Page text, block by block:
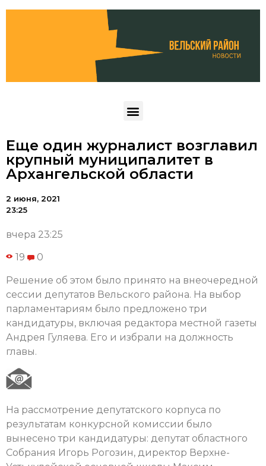
Еще один журналист возглавил
крупный муниципалитет в
Архангельской области
2 июня, 2021
23:25
вчера 23:25
19 0
Решение об этом было принято на внеочередной
сессии депутатов Вельского района. На выбор
парламентариям было предложено три
кандидатуры, включая редактора местной газеты
Андрея Гуляева. Его и избрали на должность
главы.
На рассмотрение депутатского корпуса по
результатам конкурсной комиссии было
вынесено три кандидатуры: депутат областного
Собрания Игорь Рогозин, директор Верхне-